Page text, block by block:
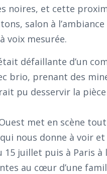
noires, et cette
salon à
voix mesurée.
défaillante d’un
brio, prenant des
pu desservir la
met en scène
nous donne à voir
15 juillet puis à Paris à
au cœur d’une